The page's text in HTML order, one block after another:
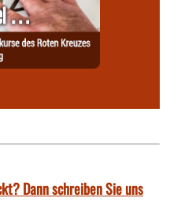
Dann schreiben Sie uns